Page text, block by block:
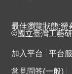
最佳瀏覽狀態:螢
©國立臺灣工藝
加入平台 平台
常見問答(一般)